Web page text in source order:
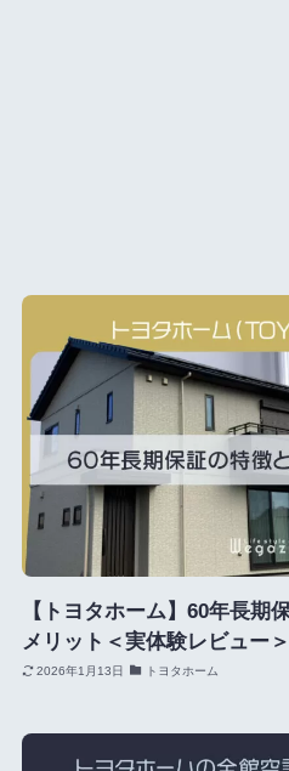
【トヨタホーム】60年長期
メリット＜実体験レビュー＞
2026年1月13日 トヨタホーム